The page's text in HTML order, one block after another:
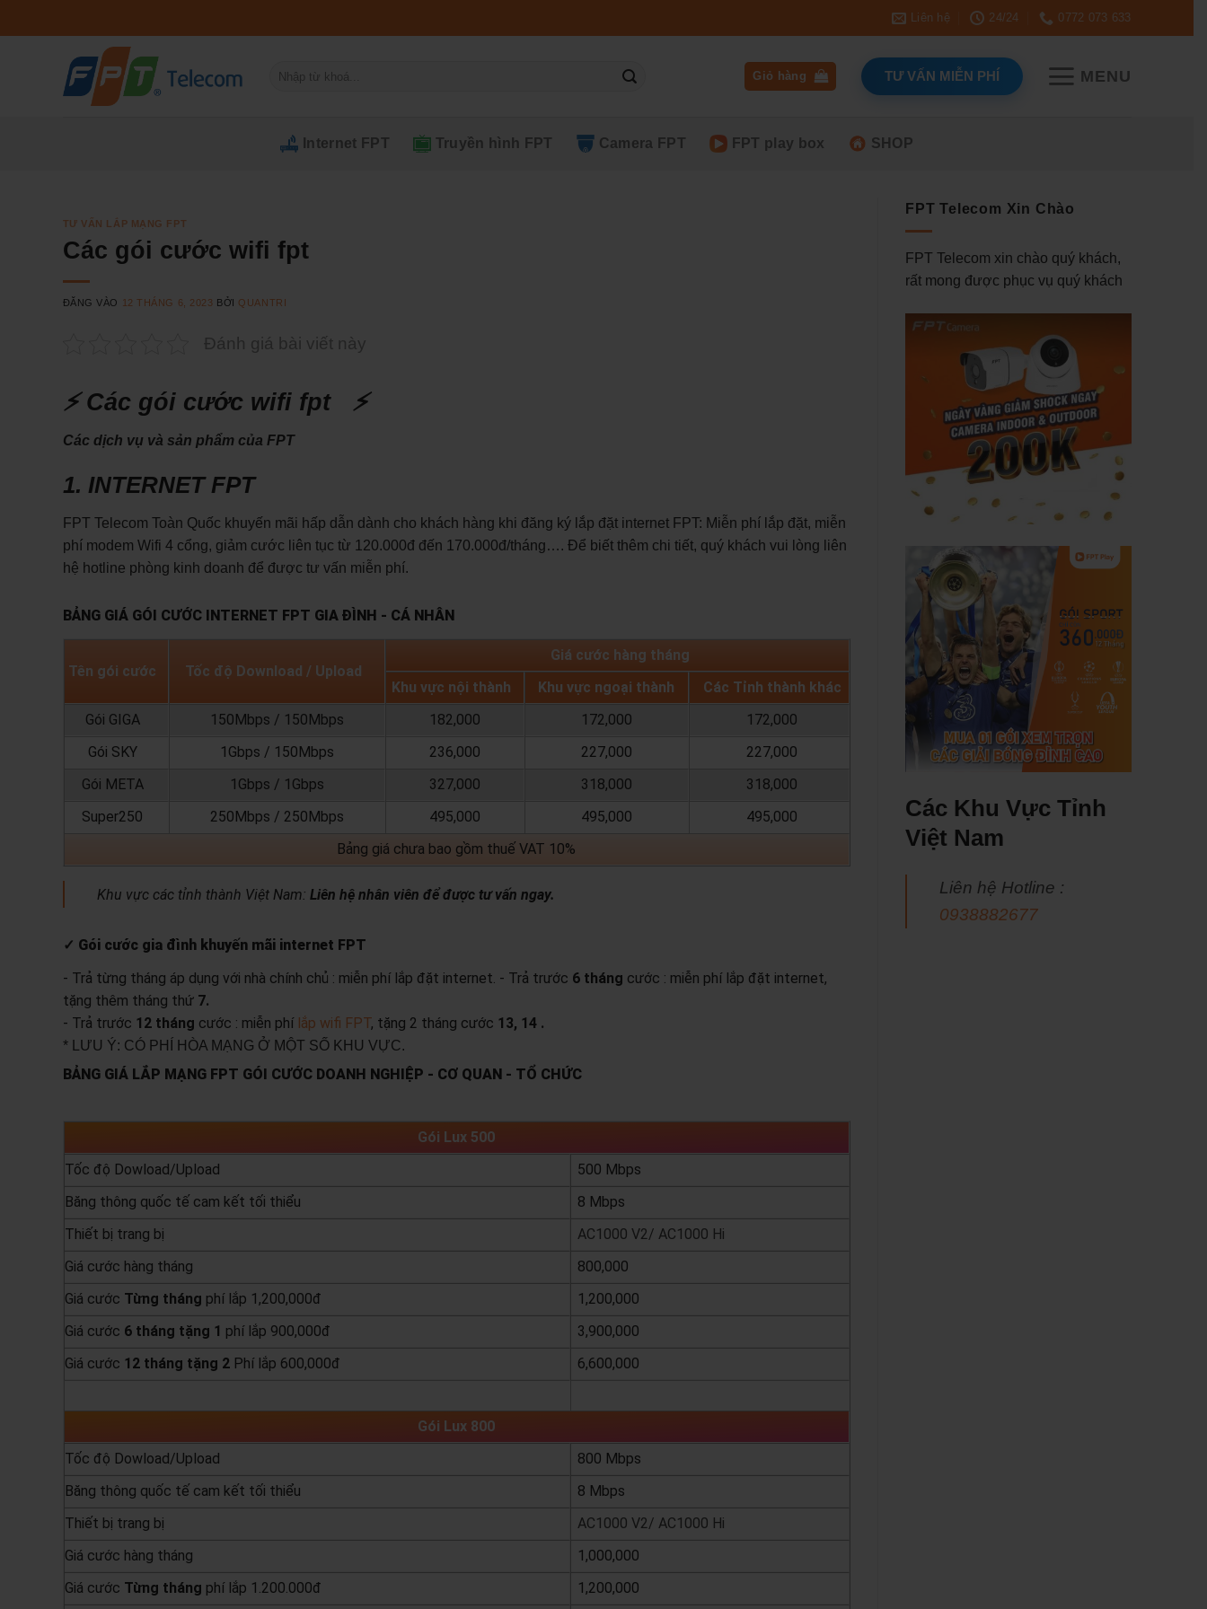
qua
Liên hệ 24/24 0772 073 633
kiếm:
Giỏ hàng TƯ VẤN MIỄN PHÍ MENU
Internet FPT Truyền hình FPT Camera FPT FPT play box SHOP
TƯ VẤN LẮP MẠNG FPT
Các gói cước wifi fpt
ĐĂNG VÀO 12 THÁNG 6, 2023 BỞI QUANTRI
Đánh giá bài viết này
⚡ Các gói cước wifi fpt ⚡
Các dịch vụ và sản phẩm của FPT
1. INTERNET FPT
FPT Telecom Toàn Quốc khuyến mãi hấp dẫn dành cho khách hàng khi đăng ký lắp đặt internet FPT: Miễn phí lắp đặt, miễn
phí modem Wifi 4 cổng, giảm cước liên tục từ 120.000đ đến 170.000đ/tháng…. Để biết thêm chi tiết, quý khách vui lòng liên
hệ hotline phòng kinh doanh để được tư vấn miễn phí.
BẢNG GIÁ GÓI CƯỚC INTERNET FPT GIA ĐÌNH - CÁ NHÂN
Tên gói cước Tốc độ Download / Upload
Giá cước hàng tháng
Khu vực nội thành
Khu vực ngoại thành
Các Tỉnh thành khác
Gói GIGA
150Mbps / 150Mbps 182,000 172,000
172,000
Gói SKY
1Gbps / 150Mbps 236,000 227,000
227,000
Gói META
1Gbps / 1Gbps 327,000 318,000
318,000
Super250
250Mbps / 250Mbps 495,000 495,000
495,000
Bảng giá chưa bao gồm thuế VAT 10%
Khu vực các tỉnh thành Việt Nam: Liên hệ nhân viên để được tư vấn ngay.
✓ Gói cước gia đình khuyến mãi internet FPT
- Trả từng tháng áp dụng với nhà chính chủ : miễn phí lắp đặt internet. - Trả trước 6 tháng cước : miễn phí lắp đặt internet,
tặng thêm tháng thứ7.
- Trả trước 12 tháng cước : miễn phí lắp wifi FPT, tặng 2 tháng cước 13, 14 .
* LƯU Ý: CÓ PHÍ HÒA MẠNG Ở MỘT SỐ KHU VỰC.
BẢNG GIÁ LẮP MẠNG FPT GÓI CƯỚC DOANH NGHIỆP - CƠ QUAN - TỔ CHỨC
Gói Lux 500
Tốc độ Dowload/Upload
500 Mbps
Băng thông quốc tế cam kết tối thiểu
8 Mbps
Thiết bị trang bị
AC1000 V2/ AC1000 Hi
Giá cước hàng tháng
800,000
Giá cước Từng tháng phí lắp 1,200,000đ
1,200,000
Giá cước 6 tháng tặng 1 phí lắp 900,000đ
3,900,000
Giá cước 12 tháng tặng 2 Phí lắp 600,000đ 6,600,000
Gói Lux 800
Tốc độ Dowload/Upload
800 Mbps
Băng thông quốc tế cam kết tối thiểu
8 Mbps
Thiết bị trang bị
AC1000 V2/ AC1000 Hi
Giá cước hàng tháng
1,000,000
Giá cước Từng tháng phí lắp 1.200.000đ 1,200,000
FPT Telecom Xin Chào
FPT Telecom xin chào quý khách,
rất mong được phục vụ quý khách
Các Khu Vực Tỉnh
Việt Nam
Liên hệ Hotline :
0938882677